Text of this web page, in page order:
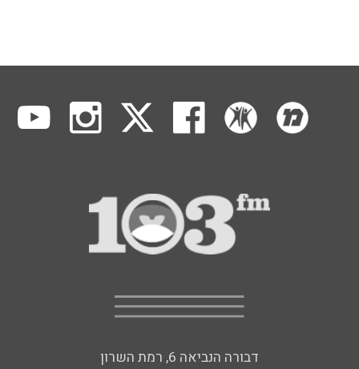
דבורה הנביאה 6, רמת השרון